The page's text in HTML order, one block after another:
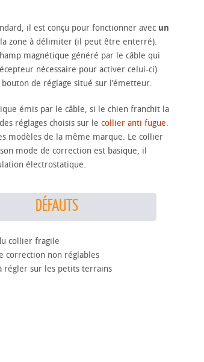
il est conçu pour fonctionner avec un
zone à délimiter (il peut être enterré).
magnétique généré par le câble qui
nécessaire pour activer celui-ci)
de réglage situé sur l’émetteur.
émis par le câble, si le chien franchit la
réglages choisis sur le collier anti fugue
modèles de la même marque. Le collier
mode de correction est basique, il
électrostatique.
DÉFAUTS
collier fragile
correction non réglables
régler sur les petits terrains